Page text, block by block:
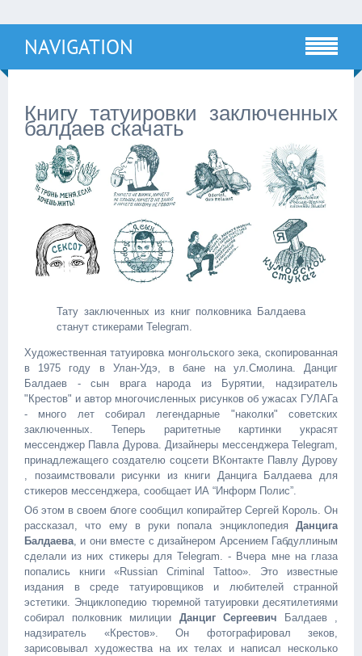
NAVIGATION
Книгу татуировки заключенных
балдаев скачать
Тату заключенных из книг полковника Балдаева
станут стикерами Telegram.
Художественная татуировка монгольского зека, скопированная
в 1975 году в Улан-Удэ, в бане на ул.Смолина. Данциг
Балдаев - сын врага народа из Бурятии, надзиратель
"Крестов" и автор многочисленных рисунков об ужасах ГУЛАГа
- много лет собирал легендарные "наколки" советских
заключенных. Теперь раритетные картинки украсят
мессенджер Павла Дурова. Дизайнеры мессенджера Telegram,
принадлежащего создателю соцсети ВКонтакте Павлу Дурову
, позаимствовали рисунки из книги Данцига Балдаева для
стикеров мессенджера, сообщает ИА “Информ Полис”.
Об этом в своем блоге сообщил копирайтер Сергей Король. Он
рассказал, что ему в руки попала энциклопедия Данцига
Балдаева , и они вместе с дизайнером Арсением Габдуллиным
сделали из них стикеры для Telegram. - Вчера мне на глаза
попались книги «Russian Criminal Tattoo». Это известные
издания в среде татуировщиков и любителей странной
эстетики. Энциклопедию тюремной татуировки десятилетиями
собирал полковник милиции Данциг Сергеевич Балдаев ,
надзиратель «Крестов». Он фотографировал зеков,
зарисовывал художества на их телах и написал несколько